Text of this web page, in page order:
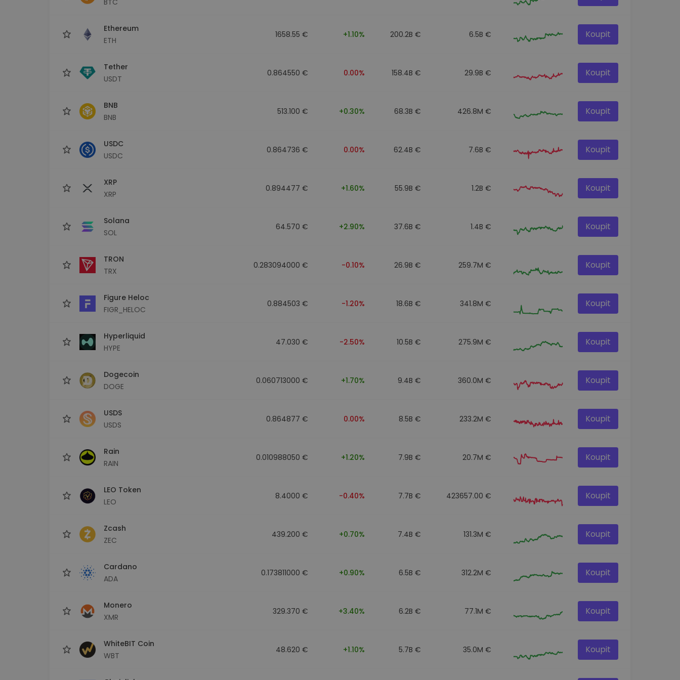
Ethereum
ETH
1658.55 € +1.10% 200.2B € 6.5B € Koupit
Tether
USDT
0.864550 € 0.00% 158.4B € 29.9B € Koupit
BNB
BNB
513.100 € +0.30% 68.3B € 426.8M € Koupit
USDC
USDC
0.864736 € 0.00% 62.4B € 7.6B € Koupit
XRP
XRP
0.894477 € +1.60% 55.9B € 1.2B € Koupit
Solana
SOL
64.570 € +2.90% 37.6B € 1.4B € Koupit
TRON
TRX
0.283094000 € -0.10% 26.9B € 259.7M € Koupit
Figure Heloc
FIGR_HELOC
0.884503 € -1.20% 18.6B € 341.8M € Koupit
Hyperliquid
HYPE
47.030 € -2.50% 10.5B € 275.9M € Koupit
Dogecoin
DOGE
0.060713000 € +1.70% 9.4B € 360.0M € Koupit
USDS
USDS
0.864877 € 0.00% 8.5B € 233.2M € Koupit
Rain
RAIN
0.010988050 € +1.20% 7.9B € 20.7M € Koupit
LEO Token
LEO
8.4000 € -0.40% 7.7B € 423657.00 € Koupit
Zcash
ZEC
439.200 € +0.70% 7.4B € 131.3M € Koupit
Cardano
ADA
0.173811000 € +0.90% 6.5B € 312.2M € Koupit
Monero
XMR
329.370 € +3.40% 6.2B € 77.1M € Koupit
WhiteBIT Coin
WBT
48.620 € +1.10% 5.7B € 35.0M € Koupit